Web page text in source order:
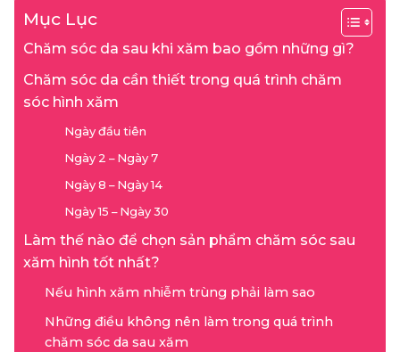
Mục Lục
Chăm sóc da sau khi xăm bao gồm những gì?
Chăm sóc da cần thiết trong quá trình chăm
sóc hình xăm
Ngày đầu tiên
Ngày 2 – Ngày 7
Ngày 8 – Ngày 14
Ngày 15 – Ngày 30
Làm thế nào để chọn sản phẩm chăm sóc sau
xăm hình tốt nhất?
Nếu hình xăm nhiễm trùng phải làm sao
Những điều không nên làm trong quá trình
chăm sóc da sau xăm